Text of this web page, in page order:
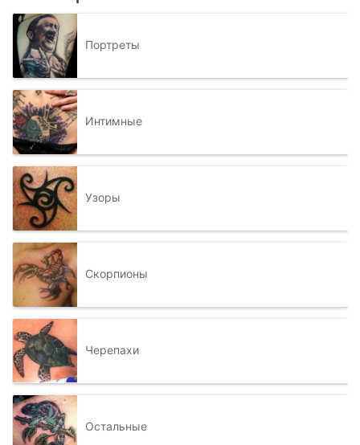
Портреты
Интимные
Узоры
Скорпионы
Черепахи
Остальные